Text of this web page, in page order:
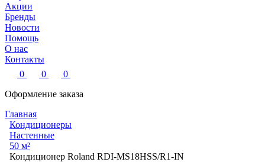
Акции
Бренды
Новости
Помощь
О нас
Контакты
0
0
0
Оформление заказа
Главная
Кондиционеры
Настенные
50 м²
Кондиционер Roland RDI-MS18HSS/R1-IN